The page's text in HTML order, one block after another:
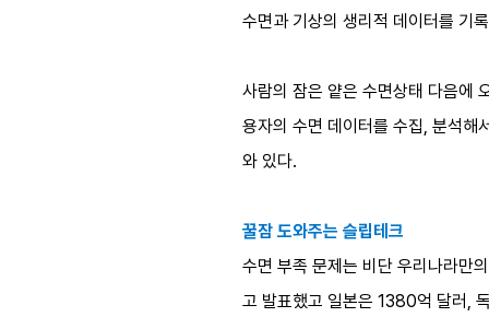
수면과 기상의 생리적 데이터를 기
사람의 잠은 얕은 수면상태 다음에
용자의 수면 데이터를 수집, 분석해
와 있다.
꿀잠 도와주는 슬립테크
수면 부족 문제는 비단 우리나라만
고 발표했고 일본은 1380억 달러,